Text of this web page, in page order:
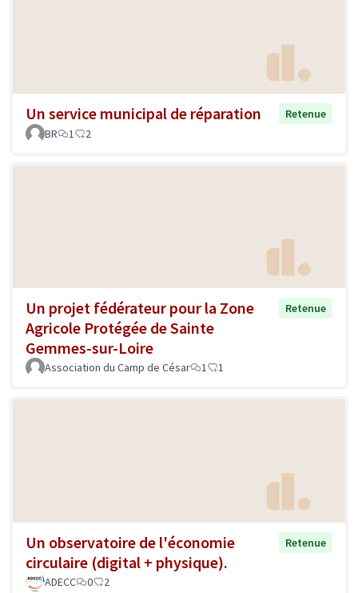
Un service municipal de réparation
Retenue
BR
1 2
Un projet fédérateur pour la Zone
Agricole Protégée de Sainte
Gemmes-sur-Loire
Retenue
Association du Camp de César 1 1
Un observatoire de l'économie
circulaire (digital + physique).
Retenue
ADECC 0 2